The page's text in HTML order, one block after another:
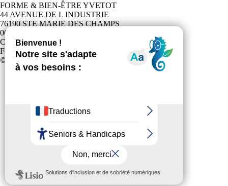
FORME & BIEN-ÊTRE YVETOT
44 AVENUE DE L INDUSTRIE
76190 STE MARIE DES CHAMPS
0622952889
Club affilié à la
Fédération Française Sports pour Tous
© 2024 Tous Droits Réservés